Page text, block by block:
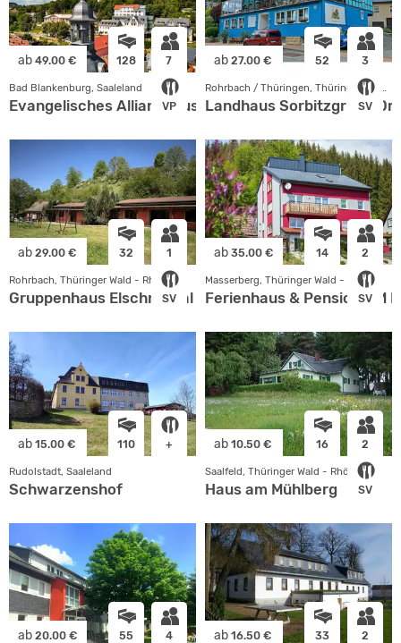
ab 49.00 € 128 7
VP
Bad Blankenburg, Saaleland
Evangelisches Allianzhaus Bad Blankenburg gGmbH
ab 27.00 € 52 3
SV
Rohrbach / Thüringen, Thüringer Wald - Rhön
Landhaus Sorbitzgrund
ab 29.00 € 32 1
SV
Rohrbach, Thüringer Wald - Rhön
Gruppenhaus Elschnitztal
ab 35.00 € 14 2
SV
Masserberg, Thüringer Wald - Rhön
Ferienhaus & Pension AM
ab 15.00 € 110 +
Rudolstadt, Saaleland
Schwarzenshof
ab 10.50 € 16 2
SV
Saalfeld, Thüringer Wald - Rhön
Haus am Mühlberg
ab 20.00 € 55 4 ab 16.50 € 33 2